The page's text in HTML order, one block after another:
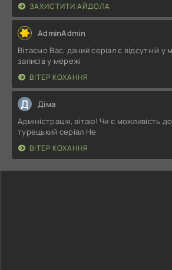
ЗАХИСТИТИ АЙДОЛА
AdminAdmin
Вітаємо Вас, даний серіал є відсутній у
записів у мережі
ВІТЕР КОХАННЯ
Д Діма
Адміністрація, вітаю! Чи є можливість
турецький серіал Не
ВІТЕР КОХАННЯ